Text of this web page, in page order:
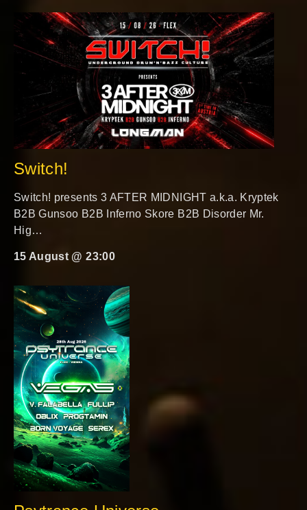
Switch!
Switch! presents 3 AFTER MIDNIGHT a.k.a. Kryptek
B2B Gunsoo B2B Inferno Skore B2B Disorder Mr.
Hig…
15 August @ 23:00